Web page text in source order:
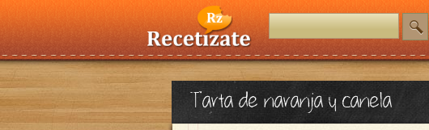
Tarta de naranja y canela